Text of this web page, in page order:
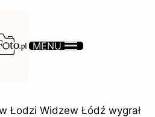
MENU
Łodzi Widzew Łódź wygrał